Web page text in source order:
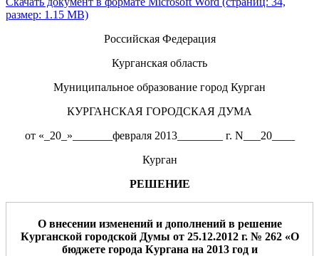
размер: 1.15 MB)
Российская Федерация
Курганская область
Муниципальное образование город Курган
КУРГАНСКАЯ ГОРОДСКАЯ ДУМА
от «_20_»_______февраля 2013________ г. N___20____
Курган
РЕШЕНИЕ
О внесении изменений и дополнений в решение
Курганской городской Думы от 25.12.2012 г. № 262 «О
бюджете города Кургана на 2013год и